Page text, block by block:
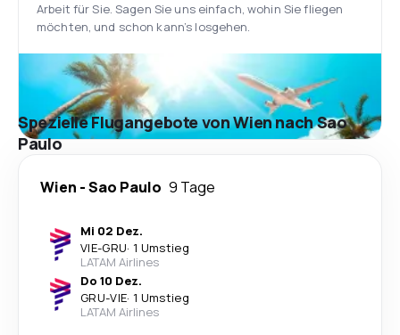
Arbeit für Sie. Sagen Sie uns einfach, wohin Sie fliegen
möchten, und schon kann’s losgehen.
Spezielle Flugangebote von Wien nach Sao
Paulo
Wien -Sao Paulo 9 Tage
Mi 02 Dez.
VIE-GRU· 1 Umstieg
LATAM Airlines
Do 10 Dez.
GRU-VIE· 1 Umstieg
LATAM Airlines